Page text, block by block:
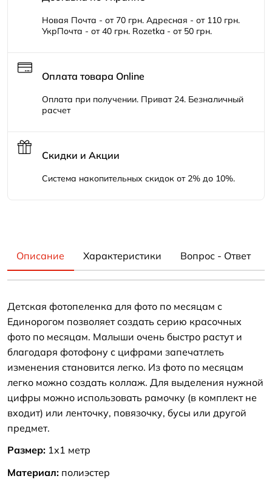
Новая Почта - от 70 грн. Адресная - от 110 грн.
УкрПочта - от 40 грн. Rozetka - от 50 грн.
Оплата товара Online
Оплата при получении. Приват 24. Безналичный
расчет
Скидки и Акции
Система накопительных скидок от 2% до 10%.
Описание Характеристики Вопрос - Ответ
Детская фотопеленка для фото по месяцам с
Единорогом позволяет создать серию красочных
фото по месяцам. Малыши очень быстро растут и
благодаря фотофону с цифрами запечатлеть
изменения становится легко. Из фото по месяцам
легко можно создать коллаж. Для выделения нужной
цифры можно использовать рамочку (в комплект не
входит) или ленточку, повязочку, бусы или другой
предмет.
Размер: 1х1 метр
Материал: полиэстер